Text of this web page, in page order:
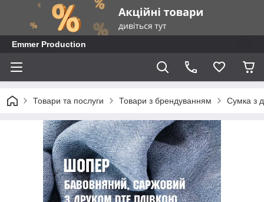
Emmer Production
Товари та послуги Товари з брендуванням Сумка з